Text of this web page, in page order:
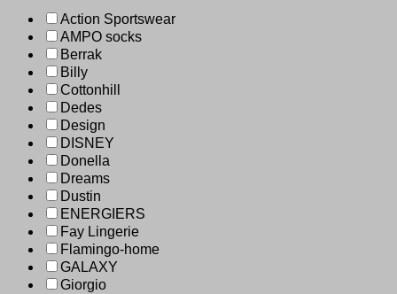
Action Sportswear
AMPO socks
Berrak
Billy
Cottonhill
Dedes
Design
DISNEY
Donella
Dreams
Dustin
ENERGIERS
Fay Lingerie
Flamingo-home
GALAXY
Giorgio